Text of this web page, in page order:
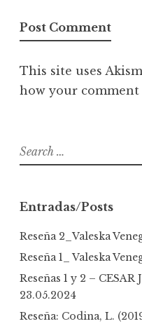
This site uses
how your comment
S
e
c
h
r
:
Entradas/Posts
Reseña 2_Valeska
Reseña 1_ Valeska
Reseñas 1 y 2 –
23.05.2024
Reseña: Codina, L.